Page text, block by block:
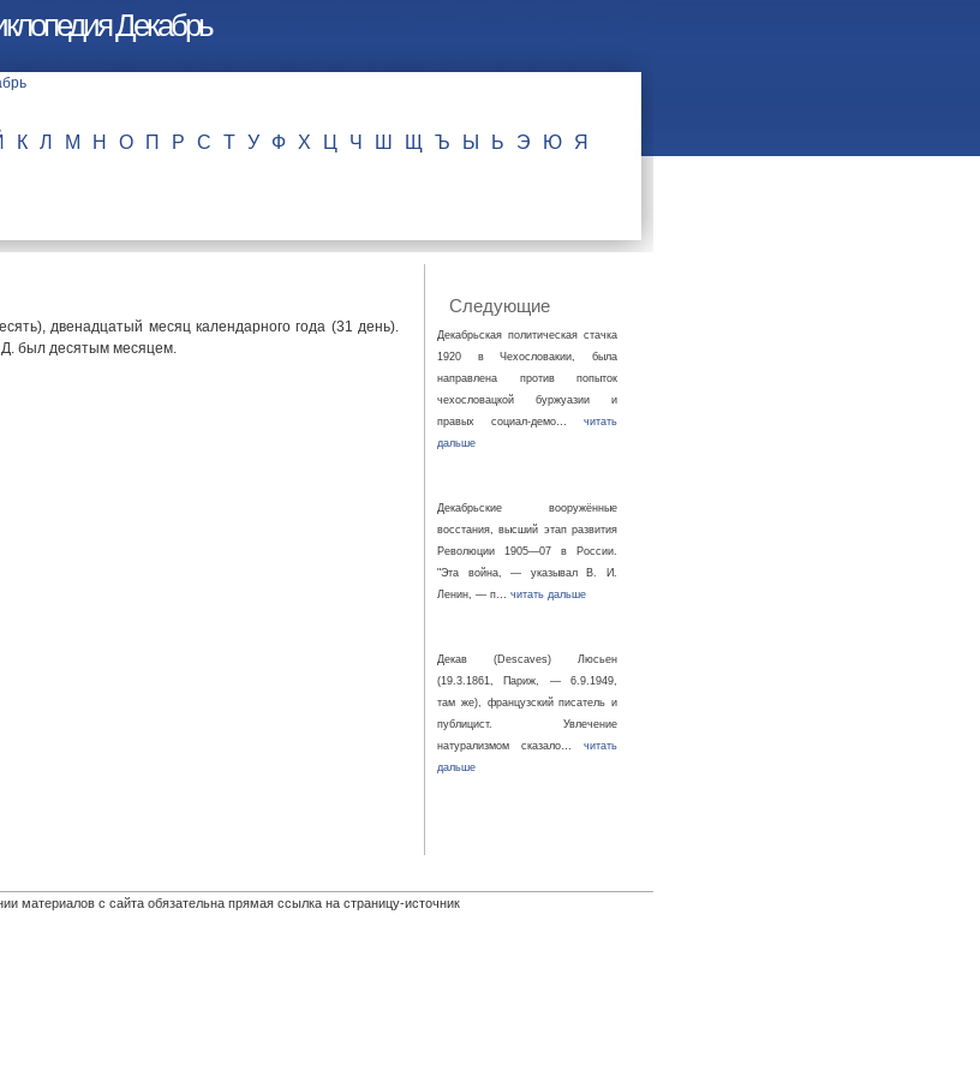
Декабрь
К Л М Н О П Р С Т У Ф Х Ц Ч Ш Щ Ъ Ы Ь Э Ю Я
двенадцатый месяц календарного года (31 день).
был десятым месяцем.
Следующие
Декабрьская политическая стачка
1920 в Чехословакии, была
направлена против попыток
чехословацкой буржуазии и
правых социал-демо… читать
дальше
Декабрьские вооружённые
восстания, высший этап развития
Революции 1905—07 в России.
"Эта война, — указывал В. И.
Ленин, — п… читать дальше
Декав (Descaves) Люсьен
(19.3.1861, Париж, — 6.9.1949,
там же), французский писатель и
публицист. Увлечение
натурализмом сказало… читать
дальше
материалов с сайта обязательна прямая ссылка на страницу-источник